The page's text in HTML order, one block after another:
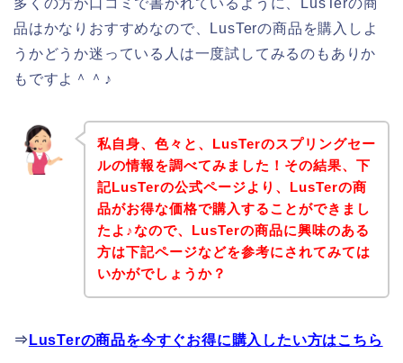
品はかなりおすすめなので、LusTerの商品を購入しよ
うかどうか迷っている人は一度試してみるのもありか
もですよ＾＾♪
私自身、色々と、LusTerのスプリングセー
ルの情報を調べてみました！その結果、下
記LusTerの公式ページより、LusTerの商
品がお得な価格で購入することができまし
たよ♪なので、LusTerの商品に興味のある
方は下記ページなどを参考にされてみては
いかがでしょうか？
⇒ LusTerの商品を今すぐお得に購入したい方はこちら